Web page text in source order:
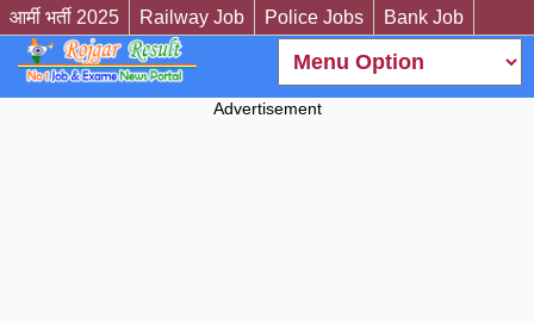
आर्मी भर्ती 2025 Railway Job Police Jobs Bank Job
Advertisement